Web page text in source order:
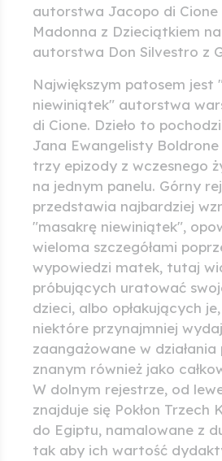
autorstwa Jacopo di Cione
Madonna z Dzieciątkiem
autorstwa Don Silvestro z
Największym patosem jest
niewiniątek" autorstwa
di Cione. Dzieło to
Jana Ewangelisty Boldrone
trzy epizody z wczesnego
na jednym panelu. Górny
przedstawia najbardziej
"masakrę niewiniątek",
wieloma szczegółami
wypowiedzi matek, tutaj
próbujących uratować
dzieci, albo opłakujących
niektóre przynajmniej
zaangażowane w działania
znanym również jako
W dolnym rejestrze, od
znajduje się Pokłon Trzech
do Egiptu, namalowane z
tak aby ich wartość